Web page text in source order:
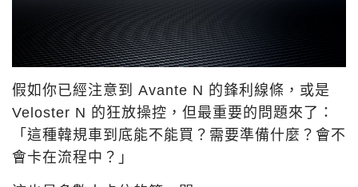
假如你已經注意到 Avante N 的鋒利線條，或是
Veloster N 的狂放操控，但最重要的問題來了：
「 這種韓規車到底能不能買？需要準備什麼？會不
會卡在流程中？ 」